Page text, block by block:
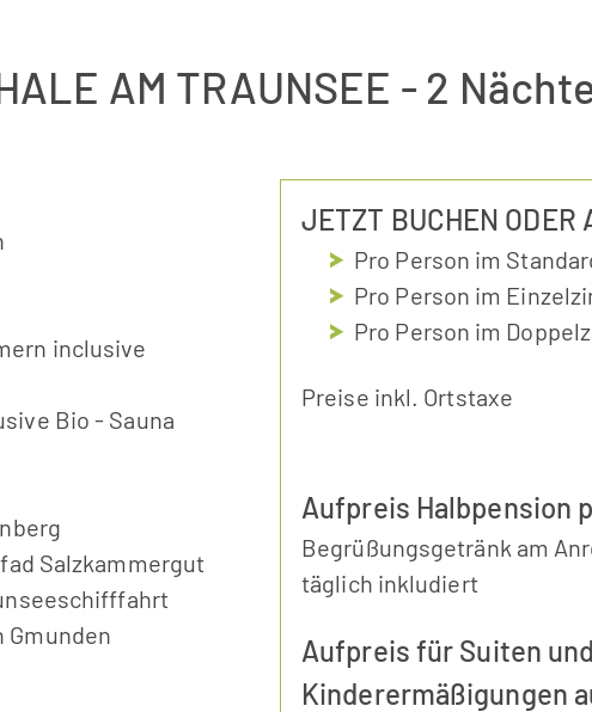
AM TRAUNSEE - 2
inclusive
Bio - Sauna
Salzkammergut
JETZT BUCHEN ODER
Pro Person im
Pro Person im
Pro Person im
Preise inkl. Ortstaxe
Aufpreis Halbpension
Begrüßungsgetränk am
täglich inkludiert
Aufpreis für Suiten
Kinderermäßigungen